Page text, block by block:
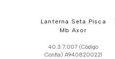
Lanterna Seta Pisca
Mb Axor
40.3.7.007 (Código
Confia) A9408200221